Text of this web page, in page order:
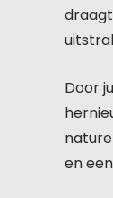
Door
en